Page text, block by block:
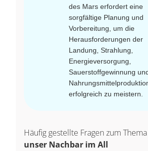
des Mars erfordert eine
sorgfältige Planung und
Vorbereitung, um die
Herausforderungen der
Landung, Strahlung,
Energieversorgung,
Sauerstoffgewinnung
erfolgreich zu meistern.
Häufig gestellte Fragen zum Thema
unser Nachbar im All